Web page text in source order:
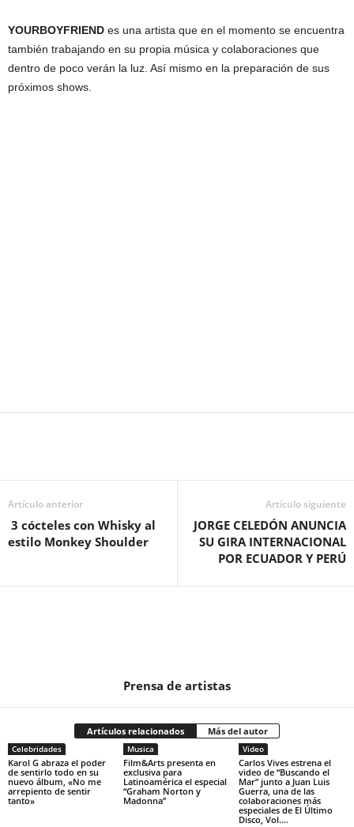
YOURBOYFRIEND es una artista que en el momento se encuentra
también trabajando en su propia música y colaboraciones que
dentro de poco verán la luz. Así mismo en la preparación de sus
próximos shows.
Artículo anterior
3 cócteles con Whisky al
estilo Monkey Shoulder
Artículo siguiente
JORGE CELEDÓN ANUNCIA
SU GIRA INTERNACIONAL
POR ECUADOR Y PERÚ
Prensa de artistas
Artículos relacionados Más del autor
Celebridades
Karol G abraza el poder
de sentirlo todo en su
nuevo álbum, «No me
arrepiento de sentir
tanto»
Musica
Film&Arts presenta en
exclusiva para
Latinoamérica el especial
“Graham Norton y
Madonna”
Video
Carlos Vives estrena el
video de “Buscando el
Mar” junto a Juan Luis
Guerra, una de las
colaboraciones más
especiales de El Último
Disco, Vol....